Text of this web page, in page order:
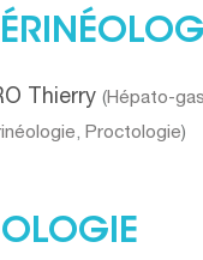
Thierry (Hépato-
,Proctologie)